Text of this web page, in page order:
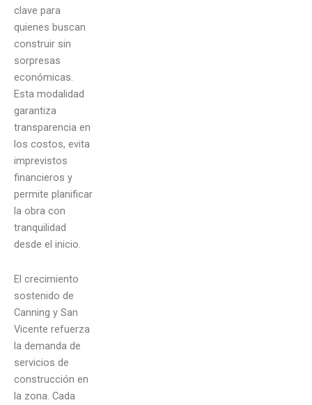
clave para
quienes buscan
construir sin
sorpresas
económicas.
Esta modalidad
garantiza
transparencia en
los costos, evita
imprevistos
financieros y
permite planificar
la obra con
tranquilidad
desde el inicio.
El crecimiento
sostenido de
Canning y San
Vicente refuerza
la demanda de
servicios de
construcción en
la zona. Cada